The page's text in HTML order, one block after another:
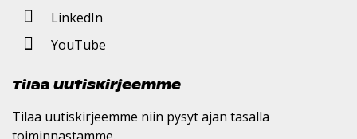
LinkedIn
YouTube
Tilaa uutiskirjeemme
Tilaa uutiskirjeemme niin pysyt ajan tasalla